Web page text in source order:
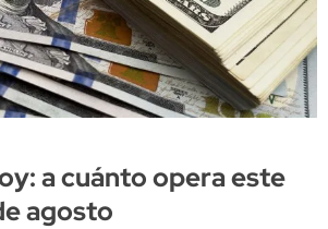
a cuánto opera este
agosto